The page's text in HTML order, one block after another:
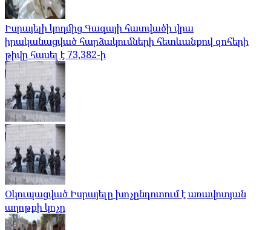
Իսրայելի կողմից Գազայի հատվածի վրա
իրականացված հարձակումների հետևանքով զոհերի
թիվը հասել է 73,382-ի
Օկուպացված Իսրայելը խոչընդոտում է առավոտյան
աղոթքի կոչը